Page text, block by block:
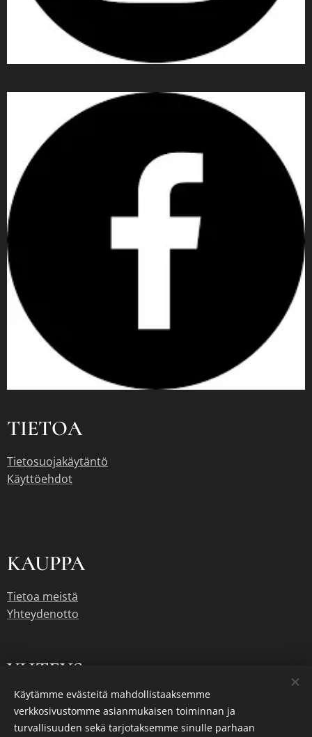
TIETOA
Tietosuojakäytäntö
Käyttöehdot
KAUPPA
Tietoa meistä
Yhteydenotto
YHTEYS
janne.makinen@jannesgarage.com
045 1723111
Käytämme evästeitä mahdollistaaksemme
verkkosivustomme asianmukaisen toiminnan ja
turvallisuuden sekä tarjotaksemme sinulle parhaan